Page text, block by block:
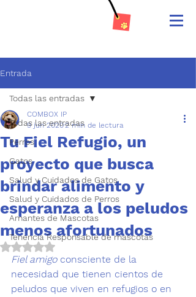
Entrada
Todas las entradas
Perros
Gatos
Salud y Cuidados de Gatos
Salud y Cuidados de Perros
Amantes de Mascotas
Tenencia Responsable de mascotas
Todas las entradas
Tu Fiel Refugio, un
proyecto que busca
brindar alimento y
esperanza a los peludos
menos afortunados
COMBOX IP
9 jun 20202 min de lectura
Obtuvo NaN de 5 estrellas.
Fiel amigo consciente de la
necesidad que tienen cientos de
peludos que viven en refugios o en